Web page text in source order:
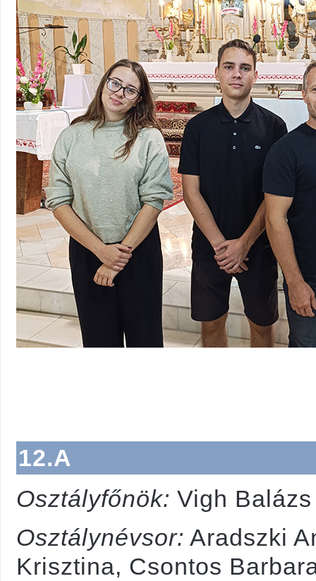
12.A
Osztályfőnök: Vigh Balázs
Osztálynévsor: Aradszki
Krisztina, Csontos